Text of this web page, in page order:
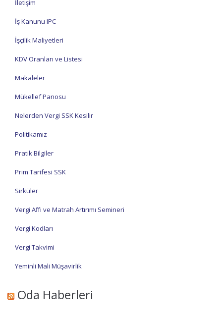
İletişim
İş Kanunu IPC
İşçilik Maliyetleri
KDV Oranları ve Listesi
Makaleler
Mükellef Panosu
Nelerden Vergi SSK Kesilir
Politikamız
Pratik Bilgiler
Prim Tarifesi SSK
Sirküler
Vergi Affı ve Matrah Artırımı Semineri
Vergi Kodları
Vergi Takvimi
Yeminli Mali Müşavirlik
Oda Haberleri